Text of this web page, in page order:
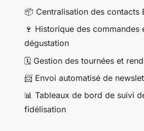
📦 Centralisation des contacts
🍷 Historique des
dégustation
🗓️ Gestion des tournées et
📨 Envoi automatisé de
📊 Tableaux de bord de suivi
fidélisation